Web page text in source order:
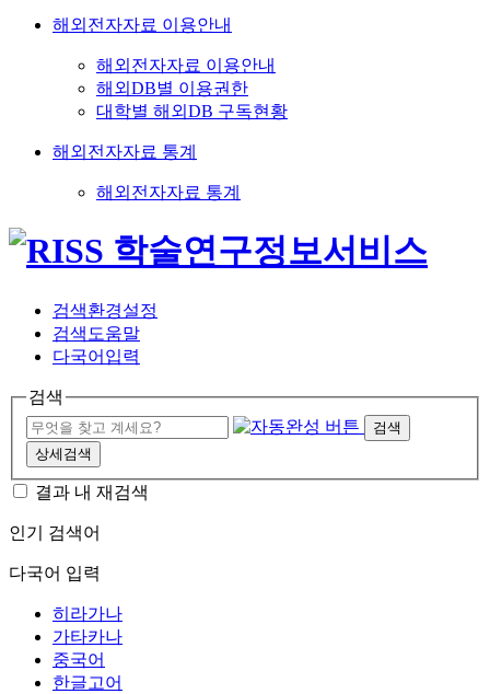
해외전자자료 이용안내
해외전자자료 이용안내
해외DB별 이용권한
대학별 해외DB 구독현황
해외전자자료 통계
해외전자자료 통계
검색환경설정
검색도움말
다국어입력
검색
검색
상세검색
결과 내 재검색
인기 검색어
다국어 입력
히라가나
가타카나
중국어
한글고어